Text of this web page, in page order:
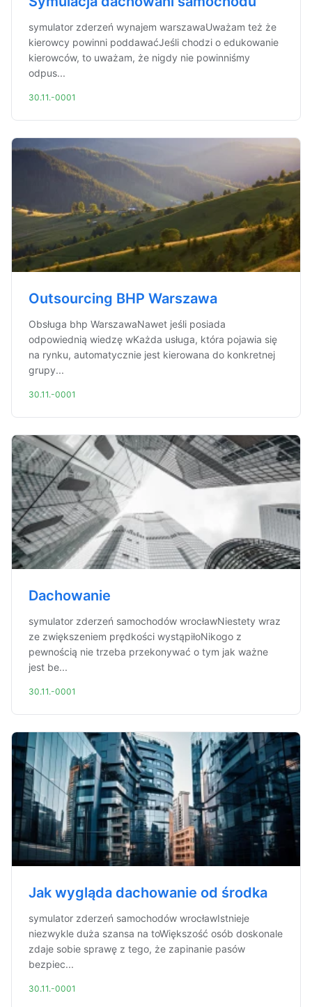
symulator zderzeń wynajem warszawaUważam też że
kierowcy powinni poddawaćJeśli chodzi o edukowanie
kierowców, to uważam, że nigdy nie powinniśmy
odpus...
30.11.-0001
Outsourcing BHP Warszawa
Obsługa bhp WarszawaNawet jeśli posiada
odpowiednią wiedzę wKażda usługa, która pojawia się
na rynku, automatycznie jest kierowana do konkretnej
grupy...
30.11.-0001
Dachowanie
symulator zderzeń samochodów wrocławNiestety wraz
ze zwiększeniem prędkości wystąpiłoNikogo z
pewnością nie trzeba przekonywać o tym jak ważne
jest be...
30.11.-0001
Jak wygląda dachowanie od środka
symulator zderzeń samochodów wrocławIstnieje
niezwykle duża szansa na toWiększość osób doskonale
zdaje sobie sprawę z tego, że zapinanie pasów
bezpiec...
30.11.-0001